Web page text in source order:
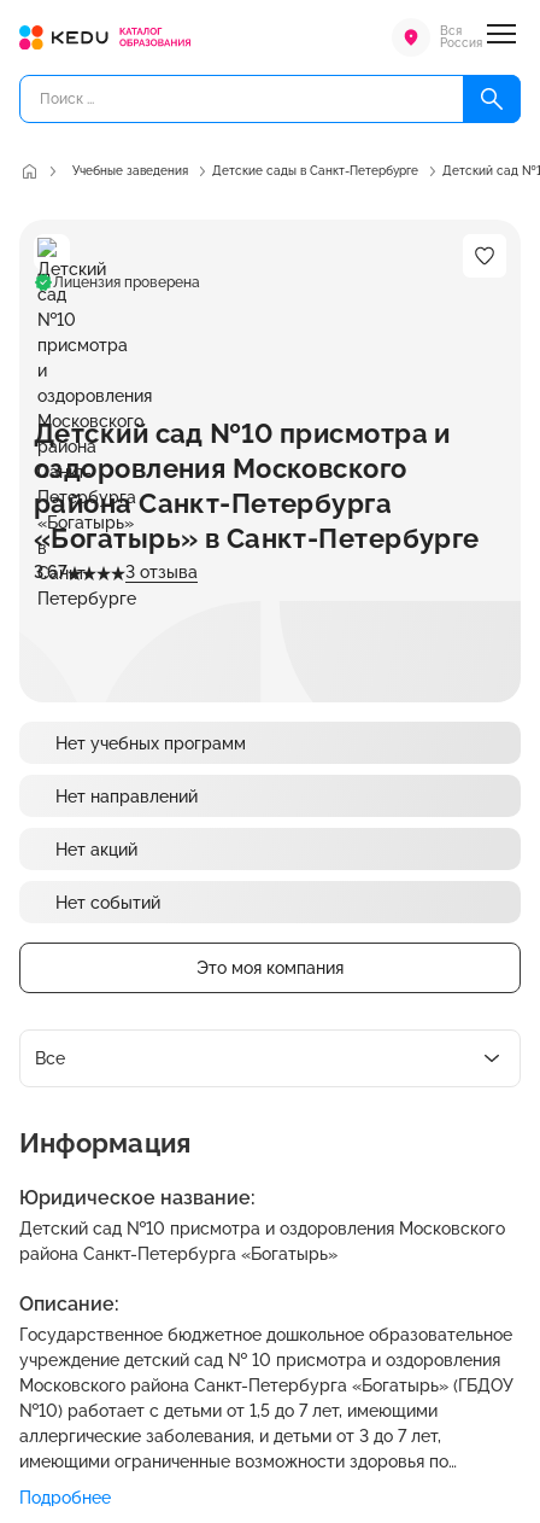
Вся
Россия
Учебные заведения Детские сады в Санкт-Петербурге Детский сад
Лицензия проверена
Детский сад №10 присмотра и
оздоровления Московского
района Санкт-Петербурга
«Богатырь» в Санкт-Петербурге
3.67 3 отзыва
Нет учебных программ
Нет направлений
Нет акций
Нет событий
Это моя компания
Все
Информация
Юридическое название:
Детский сад №10 присмотра и оздоровления Московского
района Санкт-Петербурга «Богатырь»
Описание:
Государственное бюджетное дошкольное образовательное
учреждение детский сад № 10 присмотра и оздоровления
Московского района Санкт-Петербурга «Богатырь» (ГБДОУ
№10) работает с детьми от 1,5 до 7 лет, имеющими
аллергические заболевания, и детьми от 3 до 7 лет,
имеющими ограниченные возможности здоровья по
питанию (целиакия). В детском саду функционирует 7
оздоровительных групп для детей, из них: Директор-
Подробнее